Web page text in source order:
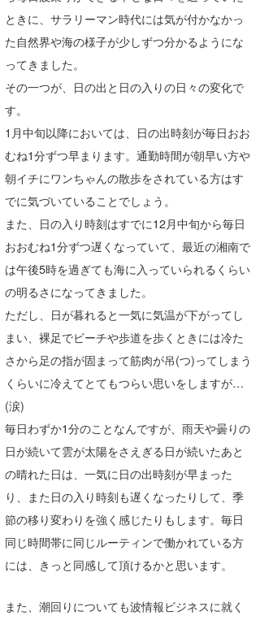
ときに、サラリーマン時代には気が付かなかっ
た自然界や海の様子が少しずつ分かるようにな
ってきました。
その一つが、日の出と日の入りの日々の変化で
す。
1月中旬以降においては、日の出時刻が毎日おお
むね1分ずつ早まります。通勤時間が朝早い方や
朝イチにワンちゃんの散歩をされている方はす
でに気づいていることでしょう。
また、日の入り時刻はすでに12月中旬から毎日
おおむね1分ずつ遅くなっていて、最近の湘南で
は午後5時を過ぎても海に入っていられるくらい
の明るさになってきました。
ただし、日が暮れると一気に気温が下がってし
まい、裸足でビーチや歩道を歩くときには冷た
さから足の指が固まって筋肉が吊(つ)ってしまう
くらいに冷えてとてもつらい思いをしますが…
(涙)
毎日わずか1分のことなんですが、雨天や曇りの
日が続いて雲が太陽をさえぎる日が続いたあと
の晴れた日は、一気に日の出時刻が早まった
り、また日の入り時刻も遅くなったりして、季
節の移り変わりを強く感じたりもします。毎日
同じ時間帯に同じルーティンで働かれている方
には、きっと同感して頂けるかと思います。
また、潮回りについても波情報ビジネスに就く